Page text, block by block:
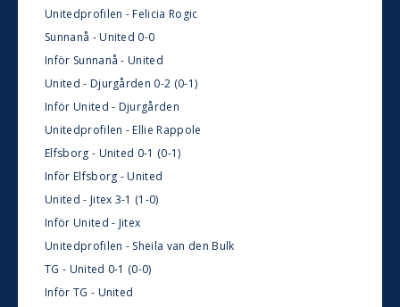
Unitedprofilen - Felicia Rogic
Sunnanå - United 0-0
Inför Sunnanå - United
United - Djurgården 0-2 (0-1)
Inför United - Djurgården
Unitedprofilen - Ellie Rappole
Elfsborg - United 0-1 (0-1)
Inför Elfsborg - United
United - Jitex 3-1 (1-0)
Inför United - Jitex
Unitedprofilen - Sheila van den Bulk
TG - United 0-1 (0-0)
Inför TG - United